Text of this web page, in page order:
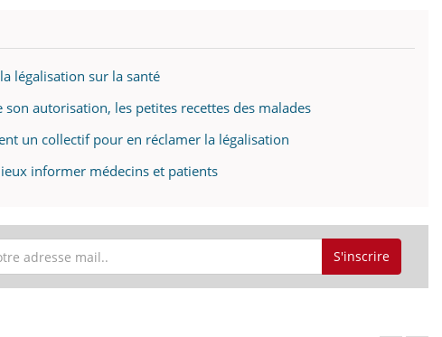
légalisation sur la santé
autorisation, les petites recettes des malades
un collectif pour en réclamer la légalisation
informer médecins et patients
S'inscrire